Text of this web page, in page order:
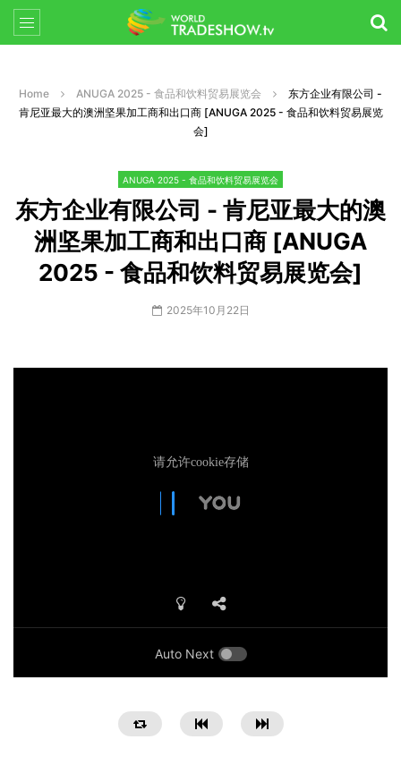
Home ANUGA 2025 - 食品和饮料贸易展览会
东方企业有限公司 -
肯尼亚最大的澳洲坚果加工商和出口商 [ANUGA 2025 - 食品和饮料贸易展览
会]
ANUGA 2025 - 食品和饮料贸易展览会
东方企业有限公司 - 肯尼亚最大的澳
洲坚果加工商和出口商 [ANUGA
2025 - 食品和饮料贸易展览会]
2025年10月22日
Auto Next